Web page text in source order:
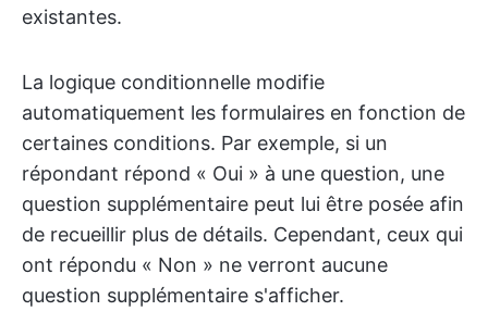
existantes.
La logique conditionnelle modifie
automatiquement les formulaires en fonction de
certaines conditions. Par exemple, si un
répondant répond « Oui » à une question, une
question supplémentaire peut lui être posée afin
de recueillir plus de détails. Cependant, ceux qui
ont répondu « Non » ne verront aucune
question supplémentaire s'afficher.